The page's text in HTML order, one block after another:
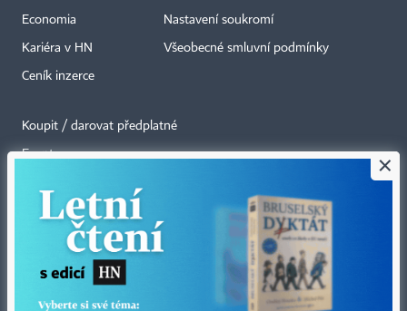
Economia
Kariéra v HN
Ceník inzerce
Nastavení soukromí
Všeobecné smluvní podmínky
Koupit / darovat předplatné
Eventy
RSS kanály
Autorská práva vykonává vydavatel. Bez písemného svolení vydavatele je
zakázáno jakékoli užití částí nebo celku díla, zejména rozmnožování a šíření
×